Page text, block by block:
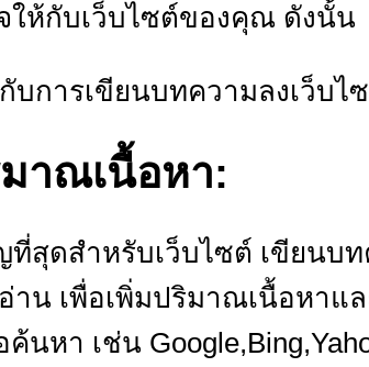
ให้กับเว็บไซต์ของคุณ ดังนั้น
กับการเขียนบทความลงเว็บไ
าณเนื้อหา:
ที่สุดสำหรับเว็บไซต์ เขียนบ
าน เพื่อเพิ่มปริมาณเนื้อหาแ
นหา เช่น